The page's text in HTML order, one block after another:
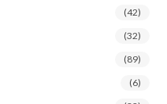
(42)
(32)
(89)
(6)